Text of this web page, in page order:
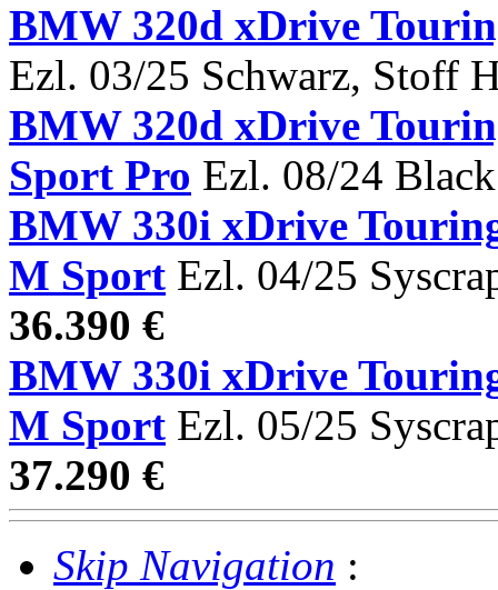
BMW 320d xDrive
Ezl. 03/25 Schwarz, Stoff
BMW 320d xDrive
Sport Pro Ezl. 08/24
BMW 330i xDrive
M Sport Ezl. 04/25
36.390 €
BMW 330i xDrive
M Sport Ezl. 05/25
37.290 €
Skip Navigation :